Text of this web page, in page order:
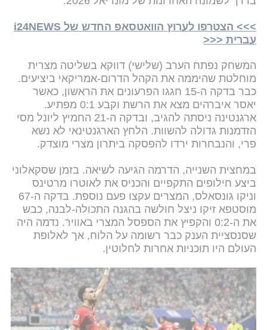
>>> הצטרפו לערוץ הוואטסאפ החדש של i24NEWS
עברית <<<
המשחק נפתח הערב (שלישי) דווקא בשליטה מצרית
מוחלטת שהיממה את הקהל הדרום-אמריקאי ביציעים.
כבר בדקה ה-15 חגגו הפרעונים את הראשון, כאשר
יאסר איברהים מצא את הרשת וקבע 0:1 מפתיע.
ארגנטינה ניסתה להגיב, ובדקה ה-21 החמיץ ליונל מסי
הזדמנות גדולה להשוות. הלחץ הארגנטינאי לא נשא
פרי, והנבחרות ירדו להפסקה ביתרון מצרי מוצדק.
במחצית השנייה, הדרמה הגיעה לשיאה. בזמן שסקאלוני
ביצע חילופים התקפיים והכניס את לאוטרו מרטינס
וניקו גונסאלס, המצרים עקצו פעם נוספת. בדקה ה-67
מוסטפא זיקו ניצל חולשה בהגנה התכולה-לבנה, כבש
את ה-0:2 והקפיץ את הספסל המצרי באוויר. נדמה היה
שסנסציית הענק כבר רשומה על הלוח, אך לאלופת
העולם היו תוכניות אחרות לחלוטין.